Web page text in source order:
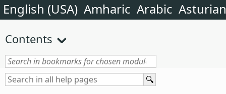
English (USA) Amharic Arabic Asturian
Contents